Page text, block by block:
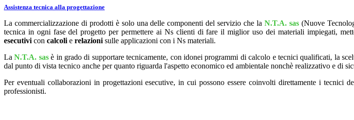
Assistenza tecnica alla progettazione
La commercializzazione di prodotti è solo una delle componenti del servizio che laN.T.A. sas(Nuove
tecnica in ogni fase del progetto per permettere ai Ns clienti di fare il miglior uso dei materiali impiegati,
esecutivi con calcoli e relazioni sulle applicazioni con i Ns materiali.
LaN.T.A. sasè in grado di supportare tecnicamente, con idonei programmi di calcolo e tecnici qualificati, la
dal punto di vista tecnico anche per quanto riguarda l'aspetto economico ed ambientale nonchè realizzativo e di
Per eventuali collaborazioni in progettazioni esecutive, in cui possono essere coinvolti direttamente i tecnici
professionisti.